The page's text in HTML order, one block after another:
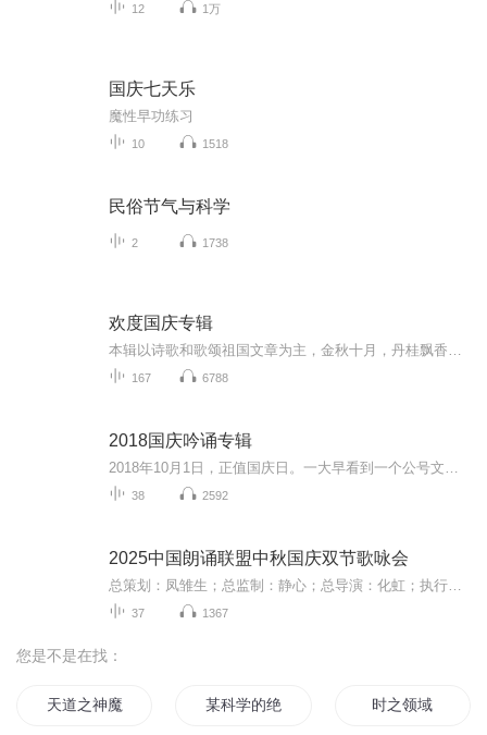
12 1万
国庆七天乐
魔性早功练习
10 1518
民俗节气与科学
2 1738
欢度国庆专辑
167 6788
2018国庆吟诵专辑
38 2592
2025中国朗诵联盟中秋国庆双节歌咏会
37 1367
您是不是在找：
天道之神魔领域 某科学的绝对领域 时之领域